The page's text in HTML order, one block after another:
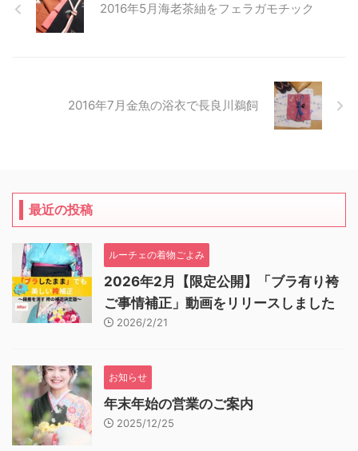
2016年5月海老茶紬をフェラガモチック
2016年7月金魚の浴衣で長良川鵜飼
最近の投稿
ルーチェの着物ごよみ
2026年2月【限定公開】「ブラ有り袴
ご事情補正」動画をリリースしました
2026/2/21
お知らせ
年末年始の営業のご案内
2025/12/25